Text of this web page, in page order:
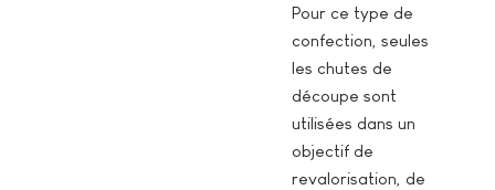
Pour ce type de
confection, seules
les chutes de
découpe sont
utilisées dans un
objectif de
revalorisation, de